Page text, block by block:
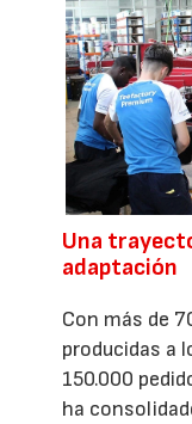
Una
adaptación
Con más de
producidas a
150.000
ha